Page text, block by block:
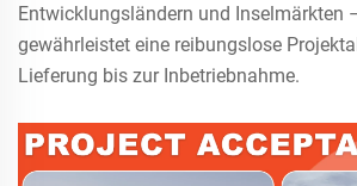
Entwicklungsländern und Inselmärkten
gewährleistet eine reibungslose
Lieferung bis zur Inbetriebnahme.